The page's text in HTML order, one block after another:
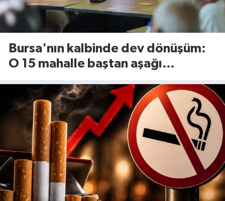
Bursa'nın kalbinde dev dönüşüm:
O 15 mahalle baştan aşağı